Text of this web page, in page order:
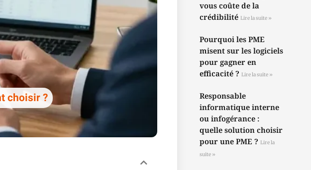
choisir ?
vous coûte de la
crédibilitéLire la suite »
Pourquoi les PME
misent sur les logiciels
pour gagner en
efficacité ?Lire la suite »
Responsable
informatique interne
ou infogérance :
quelle solution choisir
pour une PME ?Lire la
suite »